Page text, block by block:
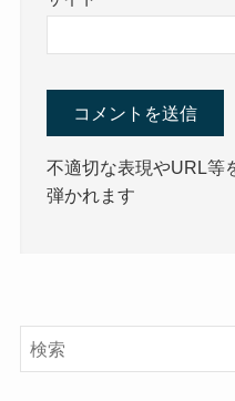
不適切な表現やURL等
弾かれます